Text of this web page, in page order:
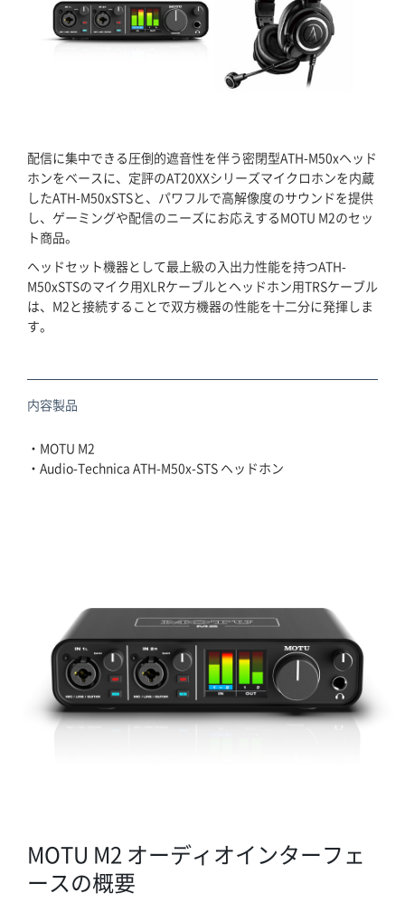
ブログ記事一覧
取扱ブランド
プロダクトリスト
サポート
マイアカウント
配信に集中できる圧倒的遮音性を伴う密閉型ATH-M50xヘッド
ホンをベースに、定評のAT20XXシリーズマイクロホンを内蔵
したATH-M50xSTSと、パワフルで高解像度のサウンドを提供
し、ゲーミングや配信のニーズにお応えするMOTU M2のセッ
ト商品。
ヘッドセット機器として最上級の入出力性能を持つATH-
M50xSTSのマイク用XLRケーブルとヘッドホン用TRSケーブル
は、M2と接続することで双方機器の性能を十二分に発揮しま
す。
内容製品
・MOTU M2
・Audio-Technica ATH-M50x-STS ヘッドホン
MOTU M2 オーディオインターフェ
ースの概要